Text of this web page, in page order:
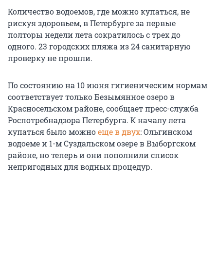
Количество водоемов, где можно купаться, не
рискуя здоровьем, в Петербурге за первые
полторы недели лета сократилось с трех до
одного. 23 городских пляжа из 24 санитарную
проверку не прошли.
По состоянию на 10 июня гигиеническим нормам
соответствует только Безымянное озеро в
Красносельском районе, сообщает пресс-служба
Роспотребнадзора Петербурга. К началу лета
купаться было можноеще в двух: Ольгинском
водоеме и 1-м Суздальском озере в Выборгском
районе, но теперь и они пополнили список
непригодных для водных процедур.